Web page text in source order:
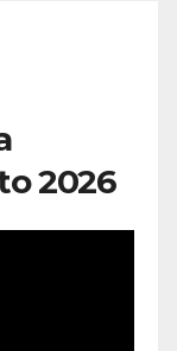
2026